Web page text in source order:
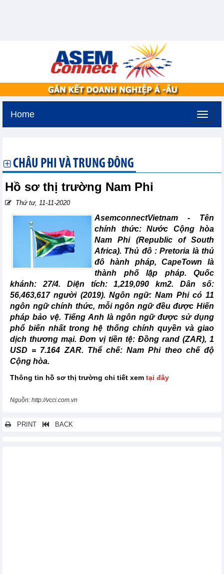
Home
CHÂU PHI VÀ TRUNG ĐÔNG
Hồ sơ thị trường Nam Phi
Thứ tư, 11-11-2020
AsemconnectVietnam - Tên
chính thức: Nước Cộng hòa
Nam Phi (Republic of South
Africa). Thủ đô : Pretoria là thủ
đô hành pháp, CapeTown là
thành phố lập pháp. Quốc
khánh: 27/4. Diện tích: 1,219,090 km2. Dân số:
56,463,617 người (2019). Ngôn ngữ: Nam Phi có 11
ngôn ngữ chính thức, mỗi ngôn ngữ đều được Hiến
pháp bảo vệ. Tiếng Anh là ngôn ngữ được sử dụng
phổ biến nhất trong hệ thống chính quyền và giao
dịch thương mại. Đơn vị tiền tệ: Đồng rand (ZAR), 1
USD = 7.164 ZAR. Thể chế: Nam Phi theo chế độ
Cộng hòa.
Thông tin hồ sơ thị trường chi tiết xem tại đây
Nguồn: http://vcci.com.vn
PRINT BACK